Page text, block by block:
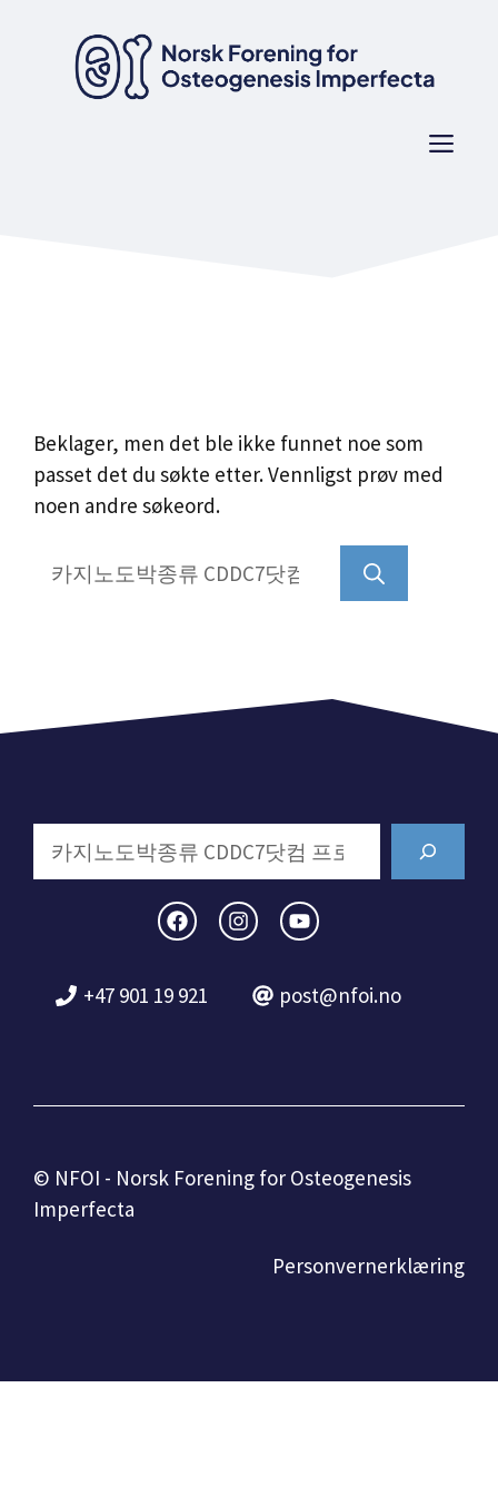
Beklager, men det ble ikke funnet noe som
passet det du søkte etter. Vennligst prøv med
noen andre søkeord.
Søk
etter:
Search
+47 901 19 921 post@nfoi.no
© NFOI - Norsk Forening for Osteogenesis
Imperfecta
Personvernerklæring